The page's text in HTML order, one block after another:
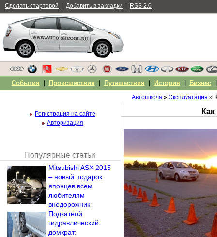
Автошкола » Эксплуатация »
Регистрация на сайте
Авторизация
Популярные статьи
Mitsubishi ASX 2015
– новый подарок
японцев всем
любителям
внедорожник
Подкатной
гидравлический
домкрат:
Сделать стартовой Добавить в закладки RSS 2.0
События Происшествия Путешествия История Бизнес